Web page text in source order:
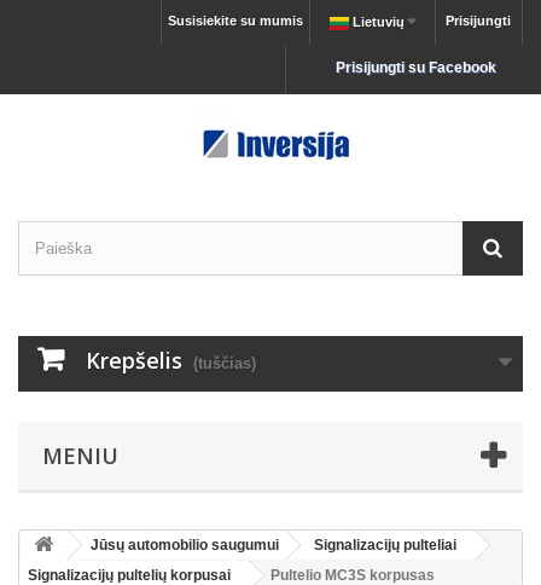
Prisijungti
Lietuvių
Susisiekite su mumis
Prisijungti su Facebook
Krepšelis (tuščias)
MENIU
Jūsų automobilio saugumui
Signalizacijų pulteliai
Signalizacijų pultelių korpusai
Pultelio MC3S korpusas